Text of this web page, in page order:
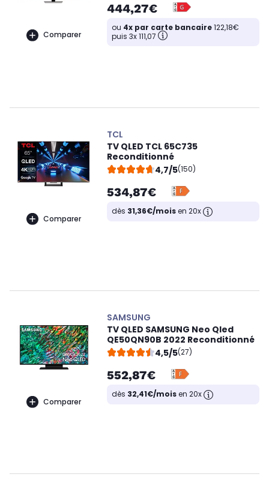
Comparer
444,27€
ou 4x par carte bancaire122,18€
puis 3x 111,07
Comparer
TCL
TV QLED TCL 65C735
Reconditionné
4,7/5(150)
534,87€
dès 31,36€/moisen 20x
Comparer
SAMSUNG
TV QLED SAMSUNG Neo Qled
QE50QN90B 2022 Reconditionné
4,5/5(27)
552,87€
dès 32,41€/moisen 20x